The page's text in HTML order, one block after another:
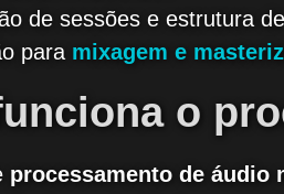
de sessões e estrutura
para mixagem e
o
processamento de áudio